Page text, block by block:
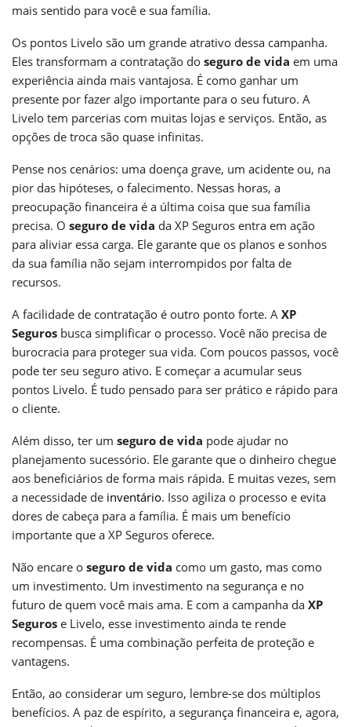
mais sentido para você e sua família.
Os pontos Livelo são um grande atrativo dessa campanha.
Eles transformam a contratação do seguro de vida em uma
experiência ainda mais vantajosa. É como ganhar um
presente por fazer algo importante para o seu futuro. A
Livelo tem parcerias com muitas lojas e serviços. Então, as
opções de troca são quase infinitas.
Pense nos cenários: uma doença grave, um acidente ou, na
pior das hipóteses, o falecimento. Nessas horas, a
preocupação financeira é a última coisa que sua família
precisa. O seguro de vida da XP Seguros entra em ação
para aliviar essa carga. Ele garante que os planos e sonhos
da sua família não sejam interrompidos por falta de
recursos.
A facilidade de contratação é outro ponto forte. A XP
Seguros busca simplificar o processo. Você não precisa de
burocracia para proteger sua vida. Com poucos passos, você
pode ter seu seguro ativo. E começar a acumular seus
pontos Livelo. É tudo pensado para ser prático e rápido para
o cliente.
Além disso, ter um seguro de vida pode ajudar no
planejamento sucessório. Ele garante que o dinheiro chegue
aos beneficiários de forma mais rápida. E muitas vezes, sem
a necessidade de inventário. Isso agiliza o processo e evita
dores de cabeça para a família. É mais um benefício
importante que a XP Seguros oferece.
Não encare o seguro de vida como um gasto, mas como
um investimento. Um investimento na segurança e no
futuro de quem você mais ama. E com a campanha da XP
Seguros e Livelo, esse investimento ainda te rende
recompensas. É uma combinação perfeita de proteção e
vantagens.
Então, ao considerar um seguro, lembre-se dos múltiplos
benefícios. A paz de espírito, a segurança financeira e, agora,